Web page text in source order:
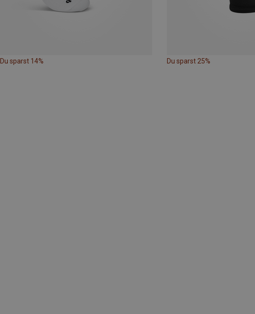
Du sparst 14% Du sparst 25%